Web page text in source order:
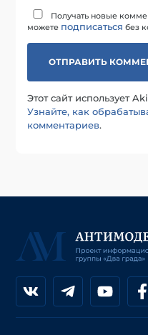
Получать новые
можете подписаться без
Этот сайт использует
Узнайте, как
комментариев.